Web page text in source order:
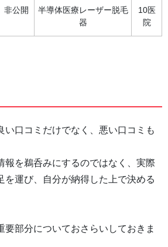
非公開
半導体医療レーザー脱毛
器
10医
院
い口コミだけでなく、悪い口コミも
報を鵜呑みにするのではなく、実際
を運び、自分が納得した上で決める
要部分についておさらいしておきま